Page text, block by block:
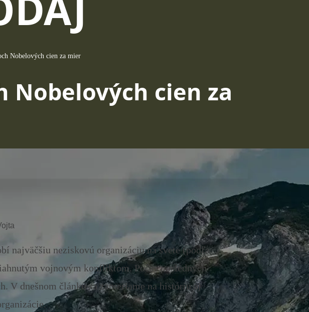
Nobelových cien za mier
cien za
najväčšiu neziskovú organizáciu na svete (podľa
vojnovým konfliktom. Počas posledných
V dnešnom článku sa zameriame na históriu aj